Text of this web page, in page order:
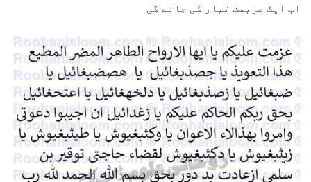
اب ایک عزیمت تیار کی جائے گی